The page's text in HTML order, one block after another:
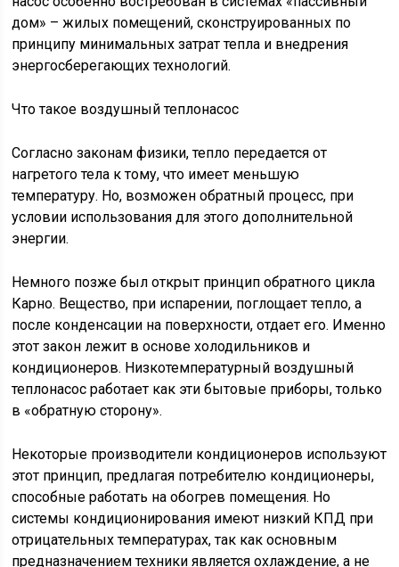
дом» – жилых помещений, сконструированных по
принципу минимальных затрат тепла и внедрения
энергосберегающих технологий.
Что такое воздушный теплонасос
Согласно законам физики, тепло передается от
нагретого тела к тому, что имеет меньшую
температуру. Но, возможен обратный процесс, при
условии использования для этого дополнительной
энергии.
Немного позже был открыт принцип обратного цикла
Карно. Вещество, при испарении, поглощает тепло, а
после конденсации на поверхности, отдает его. Именно
этот закон лежит в основе холодильников и
кондиционеров. Низкотемпературный воздушный
теплонасос работает как эти бытовые приборы, только
в «обратную сторону».
Некоторые производители кондиционеров используют
этот принцип, предлагая потребителю кондиционеры,
способные работать на обогрев помещения. Но
системы кондиционирования имеют низкий КПД при
отрицательных температурах, так как основным
предназначением техники является охлаждение, а не